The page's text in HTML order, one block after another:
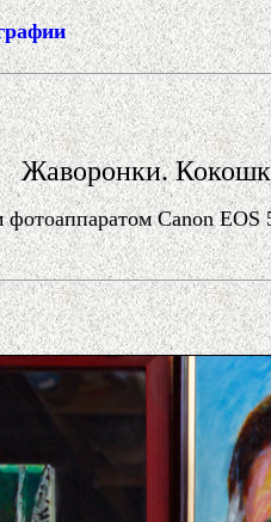
Жаворонки.
Canon EOS